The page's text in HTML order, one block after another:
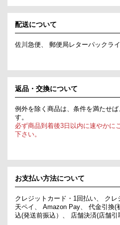
配送について
佐川急便、 郵便局レターパックラ
返品・交換について
例外を除く商品は、条件を満たせ
す。
必ず商品到着後3日以内に速やかに
下さい。
お支払い方法について
クレジットカード・1回払い、 ク
天ペイ、 Amazon Pay、 代金引換(
込(発送前振込）、 店舗決済(店舗引